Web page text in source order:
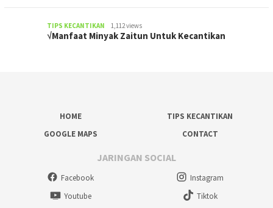
TIPS KECANTIKAN 1,112 views
√Manfaat Minyak Zaitun Untuk Kecantikan
HOME
TIPS KECANTIKAN
GOOGLE MAPS
CONTACT
JARINGAN SOCIAL
Facebook
Instagram
Youtube
Tiktok